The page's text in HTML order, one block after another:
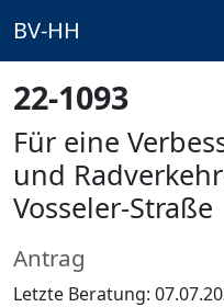
BV-HH
22-1093
Für eine
und
Vosseler-Straße
Antrag
Letzte Beratung: